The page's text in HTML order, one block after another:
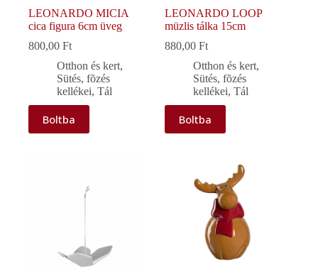
LEONARDO MICIA
cica figura 6cm üveg
800,00 Ft
Otthon és kert,
Sütés, fõzés
kellékei, Tál
Boltba
LEONARDO LOOP
müzlis tálka 15cm
880,00Ft
Otthon és kert,
Sütés, fõzés
kellékei,Tál
Boltba